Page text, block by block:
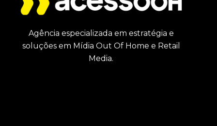
Agência especializada em estratégia e
soluções em Mídia Out Of Home e Retail
Media.